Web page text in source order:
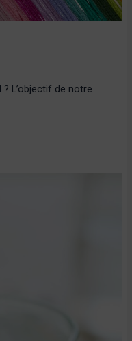
L’objectif de notre